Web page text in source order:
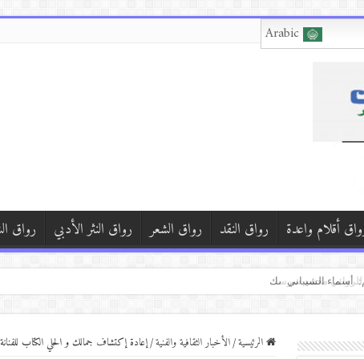
Arabic
أقلام واعدة رواق النقد رواق الشعر رواق النثر الأدبي رواق
للروائي محمد سرسك
آلاء بركات*(الصمت خارج النافذة)*
وإليف شافاق
الرئيسية/الأخبار الثقافية والفنية/إعادة إكتشاف جمالك و الحلي الكتاب